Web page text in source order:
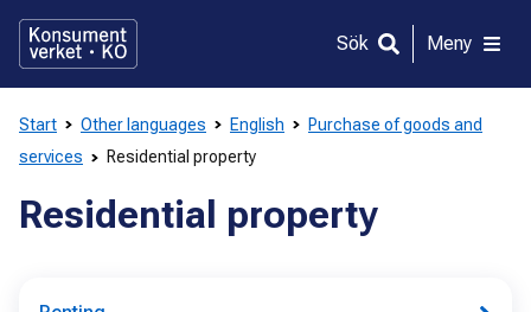
direkt
innehållet
Sök Meny
Start Other languages English
Purchase of goods and
services
Residential property
Residential property